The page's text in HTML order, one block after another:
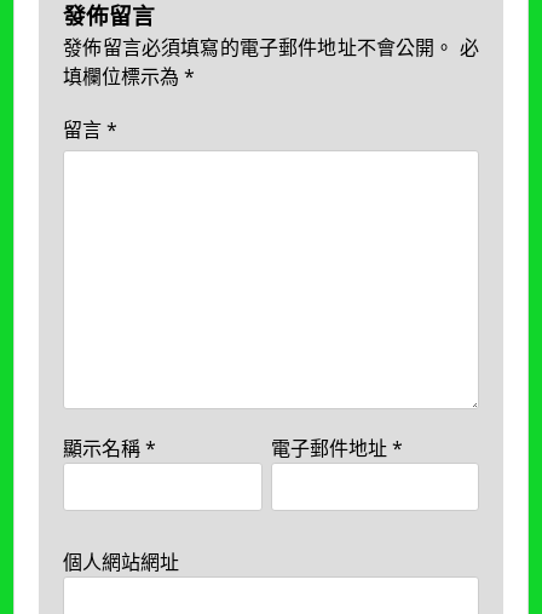
發佈留言
發佈留言必須填寫的電子郵件地址不會公開。 必
填欄位標示為*
留言*
顯示名稱* 電子郵件地址*
個人網站網址